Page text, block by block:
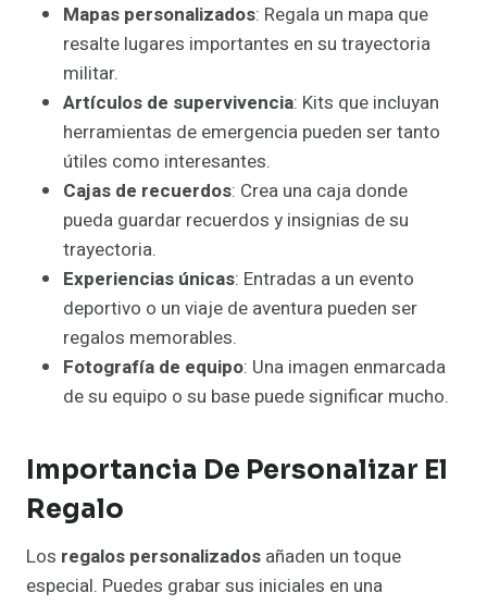
Mapas personalizados: Regala un mapa que
resalte lugares importantes en su trayectoria
militar.
Artículos de supervivencia: Kits que incluyan
herramientas de emergencia pueden ser tanto
útiles como interesantes.
Cajas de recuerdos: Crea una caja donde
pueda guardar recuerdos y insignias de su
trayectoria.
Experiencias únicas: Entradas a un evento
deportivo o un viaje de aventura pueden ser
regalos memorables.
Fotografía de equipo: Una imagen enmarcada
de su equipo o su base puede significar mucho.
Importancia De Personalizar El
Regalo
Los regalos personalizados añaden un toque
especial. Puedes grabar sus iniciales en una